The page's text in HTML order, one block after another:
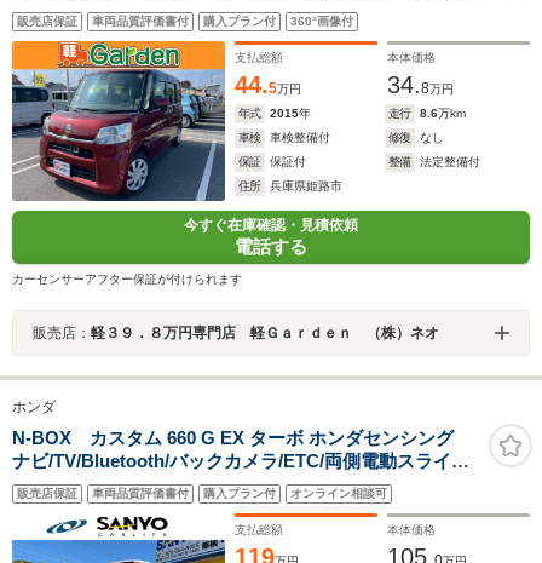
TV・CD/DVD再生・禁煙車・アイドリングストップ・ベ
ンチシート・ルームクリーニング!
販売店保証 車両品質評価書付 購入プラン付 360°画像付
支払総額
44.5万円
本体価格
34.8万円
年式
2015年 走行 8.6万km
車検
車検整備付 修復
なし
保証
保証付 整備
法定整備付
住所
兵庫県姫路市
今すぐ在庫確認・見積依頼
電話する
カーセンサーアフター保証が付けられます
販売店： 軽３９．８万円専門店 軽Ｇａｒｄｅｎ （株）ネオ
ホンダ
N-BOX カスタム 660 G EX ターボ ホンダセンシング
ナビ/TV/Bluetooth/バックカメラ/ETC/両側電動スライド
ドア/ターボ/ホンダセンシング
販売店保証 車両品質評価書付 購入プラン付 オンライン相談可
支払総額
119
本体価格
105.